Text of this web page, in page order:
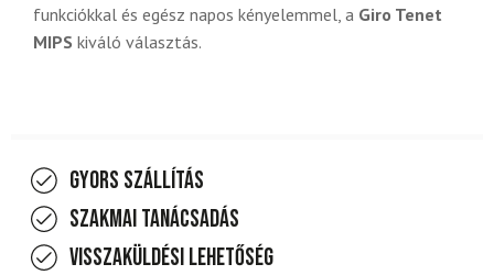
funkciókkal és egész napos kényelemmel, a Giro Tenet
MIPS kiváló választás.
Gyors szállítás
Szakmai tanácsadás
Visszaküldési lehetőség